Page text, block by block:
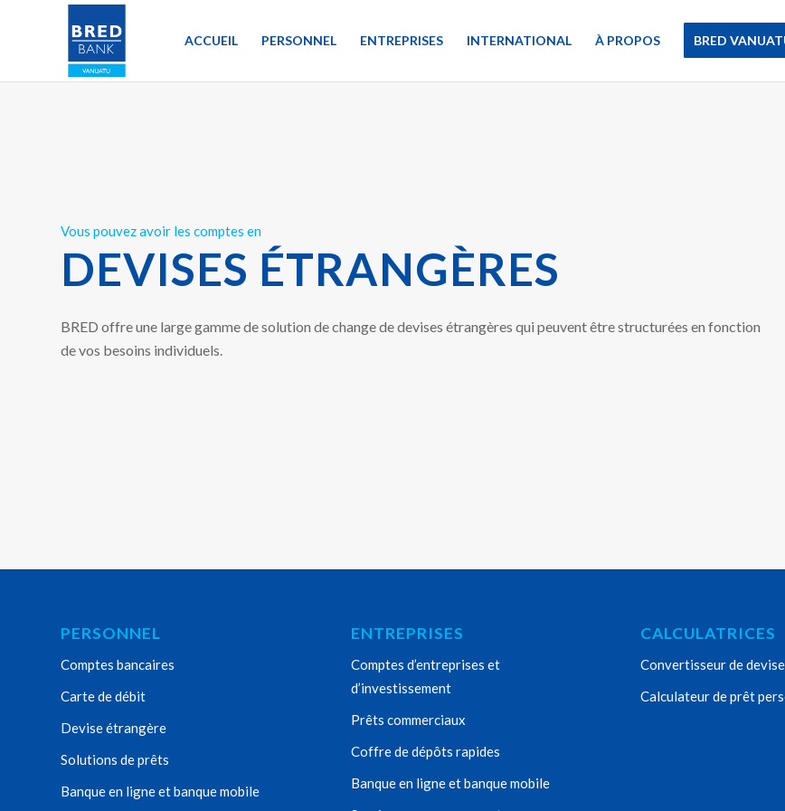
ACCUEIL PERSONNEL ENTREPRISES INTERNATIONAL À PROPOS BRED
Vous pouvez avoir les comptes en
DEVISES ÉTRANGÈRES
BRED offre une large gamme de solution de change de devises étrangères qui peuvent être structurées en fonction
de vos besoins individuels.
PERSONNEL
Comptes bancaires
Carte de débit
Devise étrangère
Solutions de prêts
Banque en ligne et banque mobile
ENTREPRISES
Comptes d’entreprises et
d’investissement
Prêts commerciaux
Coffre de dépôts rapides
Banque en ligne et banque mobile
CALCULATRICES
Convertisseur de
Calculateur de prêt